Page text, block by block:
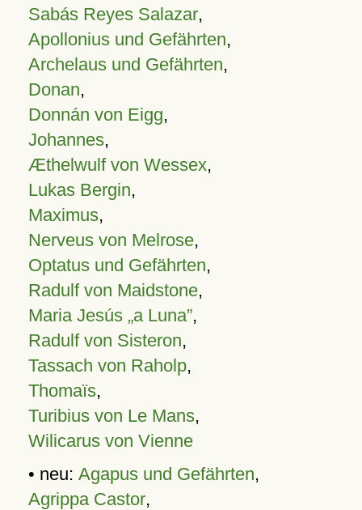
Sabás Reyes Salazar,
Apollonius und Gefährten,
Archelaus und Gefährten,
Donan,
Donnán von Eigg,
Johannes,
Æthelwulf von Wessex,
Lukas Bergin,
Maximus,
Nerveus von Melrose,
Optatus und Gefährten,
Radulf von Maidstone,
Maria Jesús „a Luna”,
Radulf von Sisteron,
Tassach von Raholp,
Thomaïs,
Turibius von Le Mans,
Wilicarus von Vienne
• neu: Agapus und Gefährten,
Agrippa Castor,